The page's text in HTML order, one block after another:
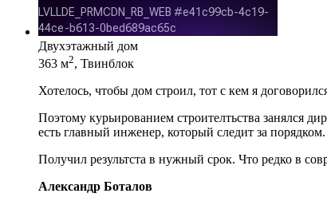
Двухэтажный дом
363 м2, Твинблок
Хотелось, чтобы дом строил, тот с кем я
Поэтому курьированием строителтьства занялся
есть главный инженер, который следит за порядком.
Получил результста в нужный срок. Что редко в
Александр Боталов